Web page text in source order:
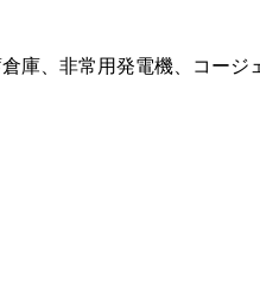
庫、非常用発電機、コージ